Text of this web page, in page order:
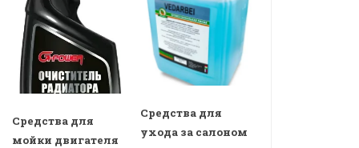
Средства для
мойки двигателя
Средства для
ухода за салоном